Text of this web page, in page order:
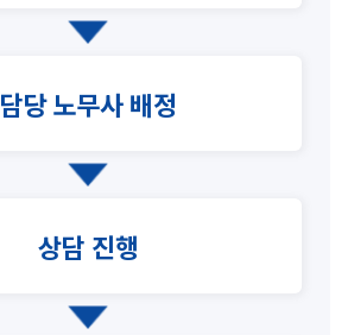
담당 노무사 배정
상담 진행